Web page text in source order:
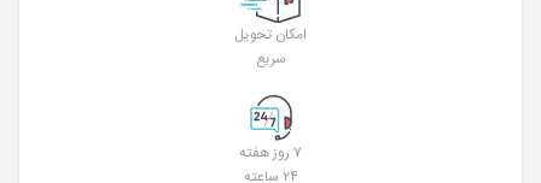
امکان تحویل
سریع
۷ روز هفته
۲۴ ساعته